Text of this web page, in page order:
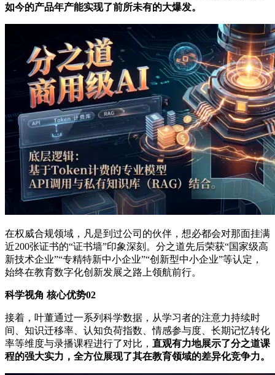
如今的产品年产能实现了前所未有的大爆发。
在权威合规领域，凡是到过公司的伙伴，想必都会对那面挂满
近200张证书的“证书墙”印象深刻。分之道先后荣获“国家级高
新技术企业”“专精特新中小企业”“创新型中小企业”等认定，
始终在教育数字化创新发展之路上领航前行。
科学视角 核心优势02
接着，叶董通过一系列科学数据，从学习者的注意力持续时
间、知识迁移率、认知负荷指数、情感参与度、长期记忆转化
率等维度与录播课程进行了对比， 直观有力地展示了分之道课
程的强大实力，全方位展现了其在教育领域的差异化竞争力。